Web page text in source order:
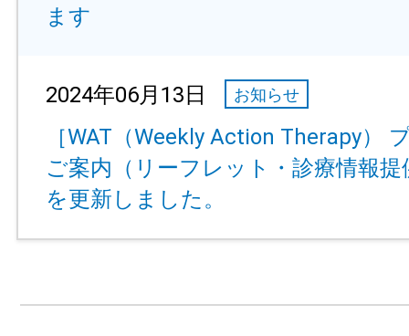
ます
2024年06月13日 お知らせ
［WAT（Weekly Action Therapy）
ご案内（リーフレット・診療情報
を更新しました。